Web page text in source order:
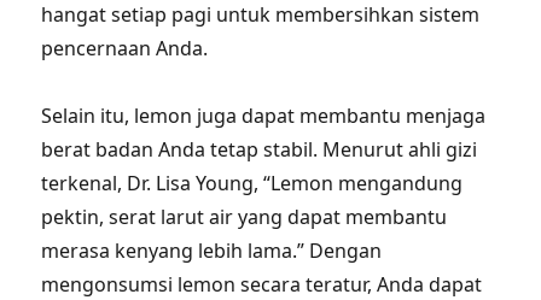
hangat setiap pagi untuk membersihkan sistem
pencernaan Anda.
Selain itu, lemon juga dapat membantu menjaga
berat badan Anda tetap stabil. Menurut ahli gizi
terkenal, Dr. Lisa Young, “Lemon mengandung
pektin, serat larut air yang dapat membantu
merasa kenyang lebih lama.” Dengan
mengonsumsi lemon secara teratur, Anda dapat